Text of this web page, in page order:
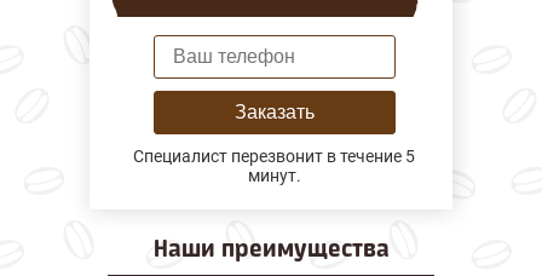
Заказать
Специалист перезвонит в течение 5
минут.
Наши преимущества